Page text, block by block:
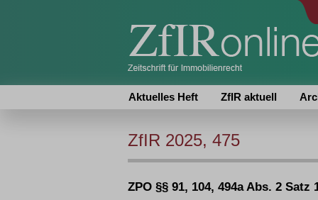
Aktuelles Heft ZfIR aktuell
ZfIR 2025, 475
ZPO §§ 91, 104, 494a Abs. 2 Satz